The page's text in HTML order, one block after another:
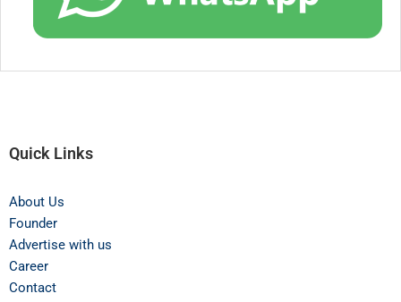
Quick Links
About Us
Founder
Advertise with us
Career
Contact